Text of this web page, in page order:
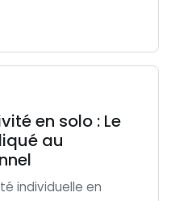
en solo : Le
au
individuelle en